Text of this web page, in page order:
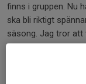
finns i gruppen. Nu
ska bli riktigt
säsong. Jag tror att
tillsammans, och
Nu är det